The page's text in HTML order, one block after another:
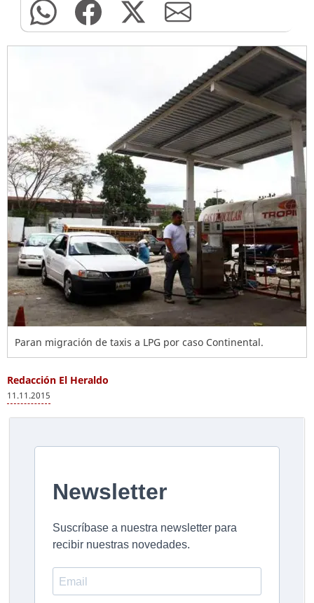
Paran migración de taxis a LPG por caso Continental.
Redacción El Heraldo
11.11.2015